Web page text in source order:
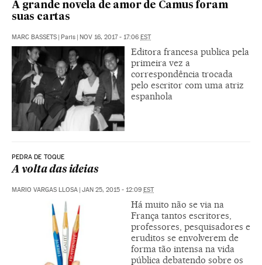
A grande novela de amor de Camus foram
suas cartas
MARC BASSETS Paris NOV 16, 2017 - 17:06 EST
Editora francesa publica pela
primeira vez a
correspondência trocada
pelo escritor com uma atriz
espanhola
PEDRA DE TOQUE
A volta das ideias
MARIO VARGAS LLOSA | JAN 25, 2015 - 12:09 EST
Há muito não se via na
França tantos escritores,
professores, pesquisadores e
eruditos se envolverem de
forma tão intensa na vida
pública debatendo sobre os